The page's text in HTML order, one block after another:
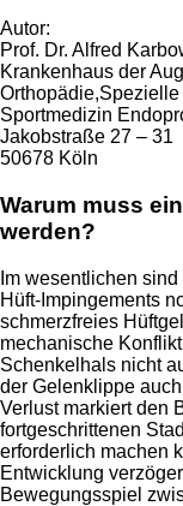
Autor:
Prof. Dr. Alfred
Krankenhaus der
Sportmedizin
Jakobstraße 27 – 31
50678 Köln
Warum muss
werden?
Im wesentlichen
Hüft-Impingements
schmerzfreies
mechanische
Schenkelhals nicht
der Gelenklippe
Verlust markiert den
fortgeschrittenen
erforderlich machen
Entwicklung
Bewegungsspiel